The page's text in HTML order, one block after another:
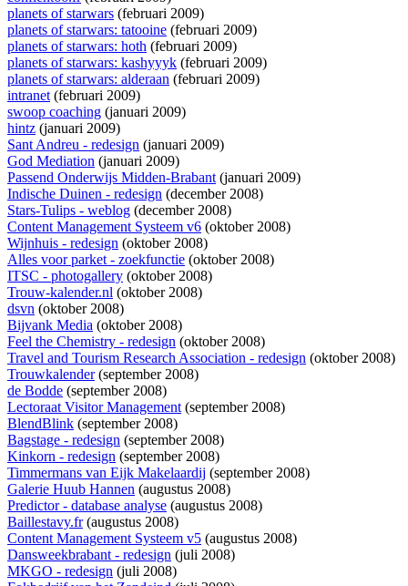
planets of starwars (februari 2009)
planets of starwars: tatooine (februari 2009)
planets of starwars: hoth (februari 2009)
planets of starwars: kashyyyk (februari 2009)
planets of starwars: alderaan (februari 2009)
intranet(februari 2009)
swoop coaching (januari 2009)
hintz (januari 2009)
Sant Andreu - redesign (januari 2009)
God Mediation (januari 2009)
Passend Onderwijs Midden-Brabant(januari 2009)
Indische Duinen - redesign (december 2008)
Stars-Tulips - weblog (december 2008)
Content Management Systeem v6 (oktober 2008)
Wijnhuis - redesign (oktober 2008)
Alles voor parket - zoekfunctie (oktober 2008)
ITSC - photogallery (oktober 2008)
Trouw-kalender.nl (oktober 2008)
dsvn (oktober 2008)
Bijvank Media (oktober 2008)
Feel the Chemistry - redesign (oktober 2008)
Travel and Tourism Research Association - redesign (oktober 2008)
Trouwkalender(september 2008)
de Bodde (september 2008)
Lectoraat Visitor Management(september 2008)
BlendBlink (september 2008)
Bagstage - redesign (september 2008)
Kinkorn - redesign (september 2008)
Timmermans van Eijk Makelaardij (september 2008)
Galerie Huub Hannen (augustus 2008)
Predictor - database analyse (augustus 2008)
Baillestavy.fr(augustus 2008)
Content Management Systeem v5 (augustus 2008)
Dansweekbrabant - redesign (juli 2008)
MKGO - redesign (juli 2008)